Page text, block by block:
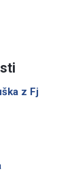
z Fj